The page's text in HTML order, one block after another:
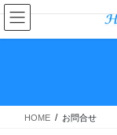
コ
ン
テ
ス
ナ
ビ
ゲ
ン
HOME お問合せ